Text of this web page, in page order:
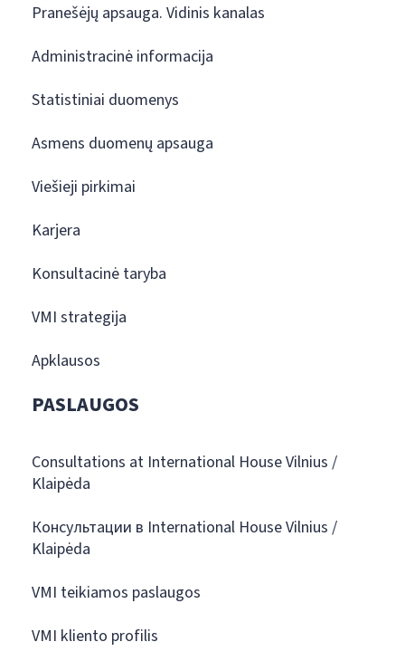
Pranešėjų apsauga. Vidinis kanalas
Administracinė informacija
Statistiniai duomenys
Asmens duomenų apsauga
Viešieji pirkimai
Karjera
Konsultacinė taryba
VMI strategija
Apklausos
PASLAUGOS
Consultations at International House Vilnius /
Klaipėda
Консультации в International House Vilnius /
Klaipėda
VMI teikiamos paslaugos
VMI kliento profilis